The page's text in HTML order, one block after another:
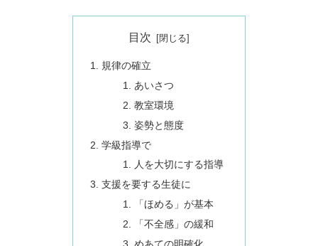
目次
規律の確立
あいさつ
教室環境
姿勢と態度
学級指導で
人を大切にする指導
支援を要する生徒に
「ほめる」が基本
「不全感」の緩和